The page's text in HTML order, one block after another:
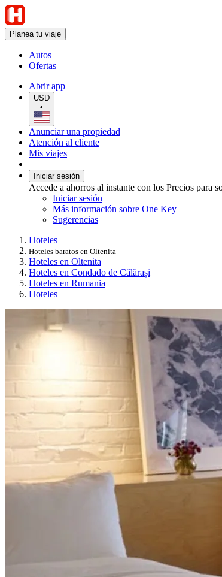
Planea tu viaje
Autos
Ofertas
Abrir app
USD
•
Anunciar una propiedad
Atención al cliente
Mis viajes
Iniciar sesión
Accede a ahorros al instante con los Precios para
Iniciar sesión
Más información sobre One Key
Sugerencias
Hoteles
Hoteles baratos en Oltenita
Hoteles en Oltenita
Hoteles en Condado de Călărași
Hoteles en Rumania
Hoteles